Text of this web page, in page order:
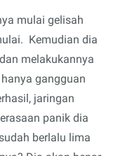
mulai gelisah
Kemudian dia
melakukannya
gangguan
, jaringan
panik dia
berlalu lima